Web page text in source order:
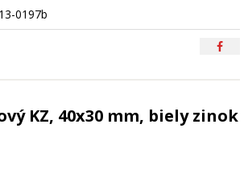
13-0197b
KZ, 40x30 mm, biely zinok